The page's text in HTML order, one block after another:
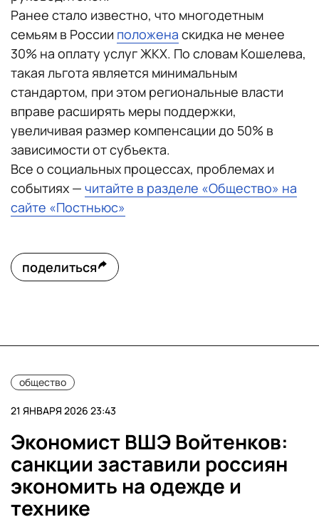
Ранее стало известно, что многодетным
семьям в России положена скидка не менее
30% на оплату услуг ЖКХ. По словам Кошелева,
такая льгота является минимальным
стандартом, при этом региональные власти
вправе расширять меры поддержки,
увеличивая размер компенсации до 50% в
зависимости от субъекта.
Все о социальных процессах, проблемах и
событиях — читайте в разделе «Общество» на
сайте «Постньюс»
поделиться
общество
21 ЯНВАРЯ 2026 23:43
Экономист ВШЭ Войтенков:
санкции заставили россиян
экономить на одежде и
технике